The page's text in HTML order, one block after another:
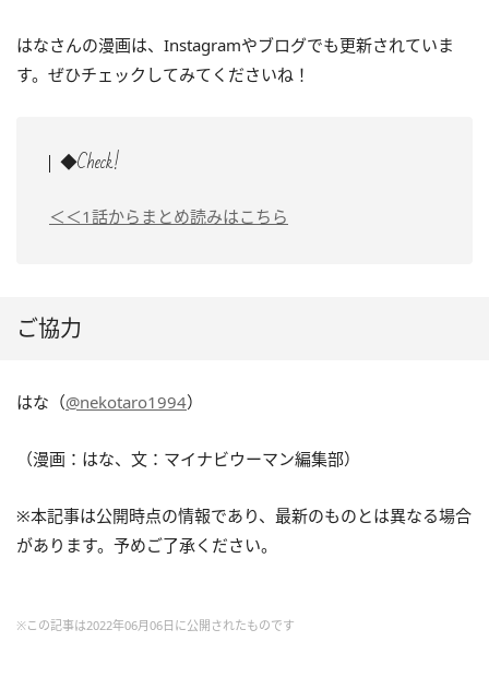
はなさんの漫画は、Instagramやブログでも更新されていま
す。ぜひチェックしてみてくださいね！
◆Check!
＜＜1話からまとめ読みはこちら
ご協力
はな（@nekotaro1994）
（漫画：はな、文：マイナビウーマン編集部）
※本記事は公開時点の情報であり、最新のものとは異なる場合
があります。予めご了承ください。
※この記事は2022年06月06日に公開されたものです